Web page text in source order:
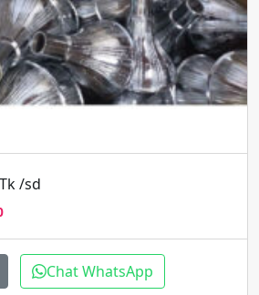
/sd
Harga
adalah:
Rp95.000.
Chat WhatsApp